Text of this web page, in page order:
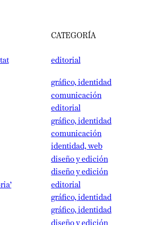
CATEGORÍA
editorial
gráfico, identidad
comunicación
editorial
gráfico, identidad
comunicación
identidad, web
diseño y edición
diseño y edición
editorial
gráfico, identidad
gráfico, identidad
diseño y edición